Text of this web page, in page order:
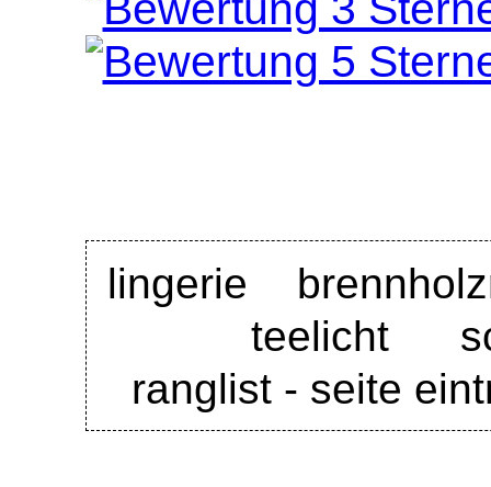
lingerie
teelicht
ranglist - seite